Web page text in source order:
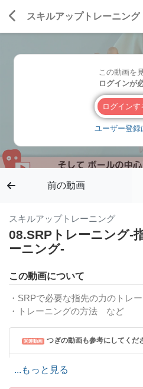
スキルアップトレーニング
この動画を
ログインが
ログイン
ユーザー登録
前の動画
スキルアップトレーニング
08.SRPトレーニング-
ーニング-
この動画について
・SRPで必要な指先の力のトレ
・トレーニングの方法 など
関連動画 つぎの動画も参考にしてくだ
スキルアップトレーニング 04.SRP
側方圧トレーニング-
...もっと見る